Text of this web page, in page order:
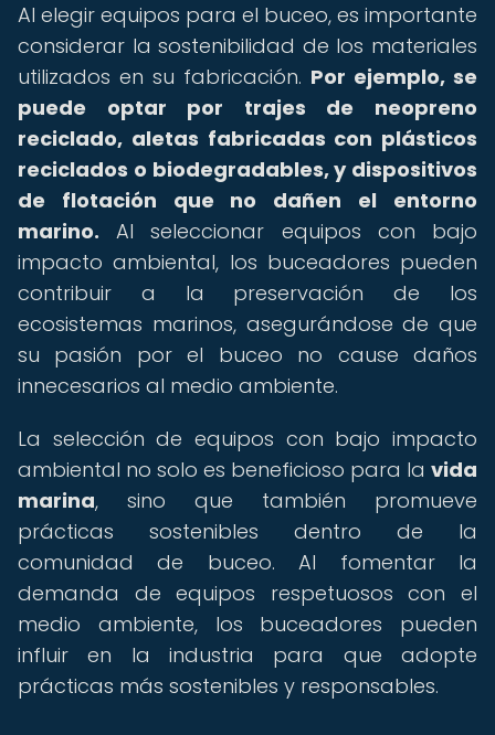
Al elegir equipos para el buceo, es importante
considerar la sostenibilidad de los materiales
utilizados en su fabricación. Por ejemplo, se
puede optar por trajes de neopreno
reciclado, aletas fabricadas con plásticos
reciclados o biodegradables, y dispositivos
de flotación que no dañen el entorno
marino. Al seleccionar equipos con bajo
impacto ambiental, los buceadores pueden
contribuir a la preservación de los
ecosistemas marinos, asegurándose de que
su pasión por el buceo no cause daños
innecesarios al medio ambiente.
La selección de equipos con bajo impacto
ambiental no solo es beneficioso para la vida
marina, sino que también promueve
prácticas sostenibles dentro de la
comunidad de buceo. Al fomentar la
demanda de equipos respetuosos con el
medio ambiente, los buceadores pueden
influir en la industria para que adopte
prácticas más sostenibles y responsables.